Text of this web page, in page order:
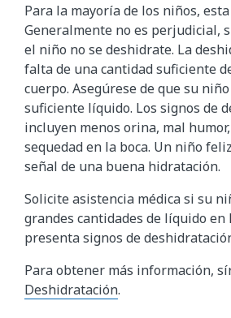
Para la mayoría de los niños,
Generalmente no es perjudicial,
el niño no se deshidrate. La
falta de una cantidad suficiente
cuerpo. Asegúrese de que su
suficiente líquido. Los signos de
incluyen menos orina, mal
sequedad en la boca. Un niño
señal de una buena hidratación.
Solicite asistencia médica si su
grandes cantidades de líquido en
presenta signos de
Para obtener más información,
Deshidratación.